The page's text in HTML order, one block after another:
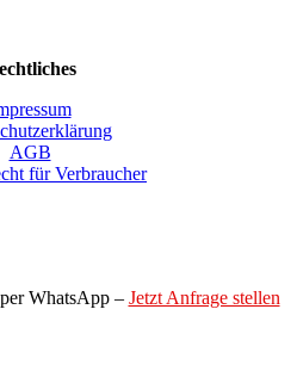
AGB
für Verbraucher
WhatsApp – Jetzt Anfrage stellen